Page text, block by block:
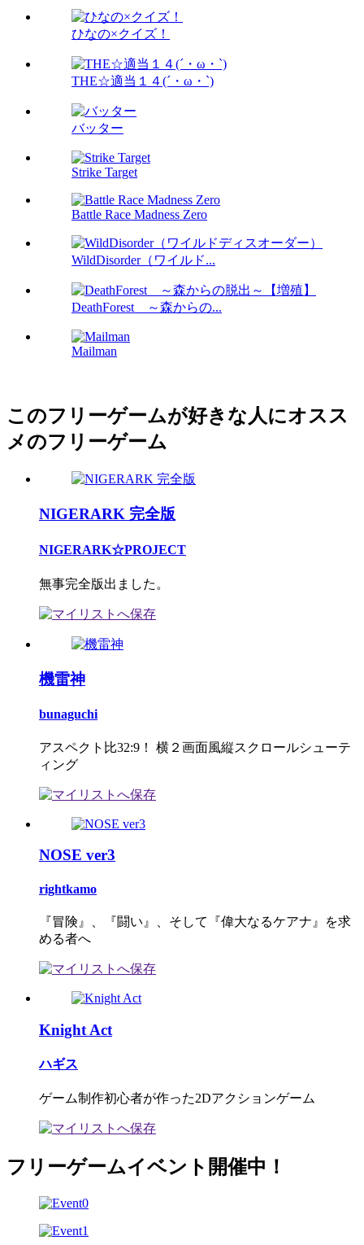
ひなの×クイズ！
THE☆適当１４(´・ω・`)
バッター
Strike Target
Battle Race Madness Zero
WildDisorder（ワイルド...
DeathForest ～森からの...
Mailman
このフリーゲームが好きな人にオスス
メのフリーゲーム
NIGERARK 完全版
NIGERARK☆PROJECT
無事完全版出ました。
機雷神
bunaguchi
アスペクト比32:9！ 横２画面風縦スクロールシューテ
ィング
NOSE ver3
rightkamo
『冒険』、『闘い』、そして『偉大なるケアナ』を求
める者へ
Knight Act
ハギス
ゲーム制作初心者が作った2Dアクションゲーム
フリーゲームイベント開催中！